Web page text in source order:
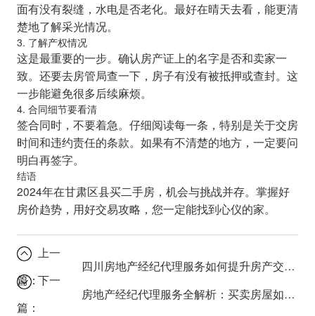
面有没有裂缝，水电是否老化。最好在晴天去看，能更清
楚地了解采光情况。
3. 了解产权情况
这是最重要的一步。确认房产证上的名字是否和卖家一
致。还要去房管局查一下，房子有没有被抵押或查封。这
一步能避免很多后续麻烦。
4. 合同细节要看清
签合同时，不要着急。仔细阅读每一条，特别是关于交房
时间和违约责任的条款。如果有不清楚的地方，一定要问
明白再签字。
结语
2024年在甘肃区县买二手房，机会与挑战并存。掌握好
房价趋势，用好交易攻略，您一定能找到心仪的家。
上一
篇：
四川房地产经纪代理服务如何提升房产交易效率？
下一
篇：
房地产经纪代理服务全解析：买卖房屋如何省心又省钱？